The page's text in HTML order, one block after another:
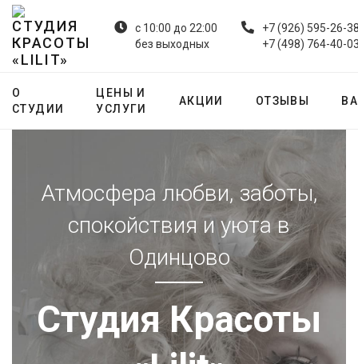
с 10:00 до 22:00
без выходных
+7 (926) 595-26-
+7 (498) 764-40-
О
СТУДИИ
ЦЕНЫ И
УСЛУГИ
АКЦИИ ОТЗЫВЫ
Атмосфера любви, заботы,
спокойствия и уюта в
Одинцово
Студия Красоты